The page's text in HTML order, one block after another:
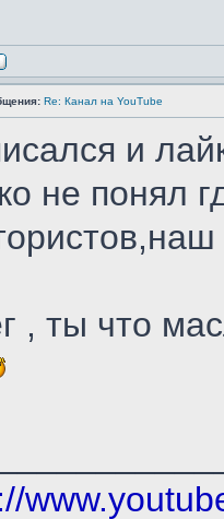
Re: Канал на YouTube
и
не понял
, ты что